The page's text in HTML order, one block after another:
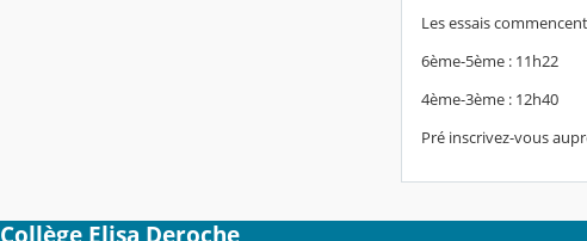
Les essais
6ème-5ème : 11h22
4ème-3ème : 12h40
Pré inscrivez-vous